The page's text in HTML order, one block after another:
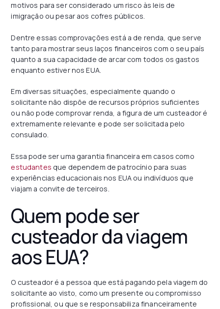
motivos para ser considerado um risco às leis de
imigração ou pesar aos cofres públicos.
Dentre essas comprovações está a de renda, que serve
tanto para mostrar seus laços financeiros com o seu país
quanto a sua capacidade de arcar com todos os gastos
enquanto estiver nos EUA.
Em diversas situações, especialmente quando o
solicitante não dispõe de recursos próprios suficientes
ou não pode comprovar renda, a figura de um custeador é
extremamente relevante e pode ser solicitada pelo
consulado.
Essa pode ser uma garantia financeira em casos como
estudantes que dependem de patrocínio para suas
experiências educacionais nos EUA ou indivíduos que
viajam a convite de terceiros.
Quem pode ser
custeador da viagem
aos EUA?
O custeador é a pessoa que está pagando pela viagem do
solicitante ao visto, como um presente ou compromisso
profissional, ou que se responsabiliza financeiramente